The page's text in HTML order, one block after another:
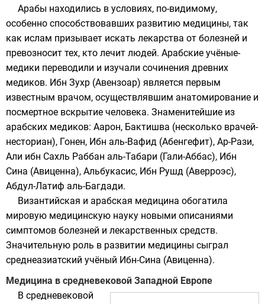
Арабы находились в условиях, по-видимому,
особенно способствовавших развитию медицины, так
как ислам призывает искать лекарства от болезней и
превозносит тех, кто лечит людей. Арабские учёные-
медики переводили и изучали сочинения древних
медиков. Ибн Зухр (Авензоар) является первым
известным врачом, осуществлявшим анатомирование и
посмертное вскрытие человека. Знаменитейшие из
арабских медиков: Аарон, Бактишва (несколько врачей-
несториан), Гонен, Ибн аль-Вафид (Абенгефит), Ар-Рази,
Али ибн Сахль Раббан аль-Табари (Гали-Аббас), Ибн
Сина (Авиценна), Альбукасис, Ибн Рушд (Аверроэс),
Абдул-Латиф аль-Багдади.
Византийская и арабская медицина обогатила
мировую медицинскую науку новыми описаниями
симптомов болезней и лекарственных средств.
Значительную роль в развитии медицины сыграл
среднеазиатский учёный Ибн-Сина (Авиценна).
Медицина в средневековой Западной Европе
В средневековой